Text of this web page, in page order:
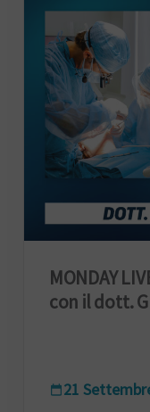
MONDAY
con il dott.
21